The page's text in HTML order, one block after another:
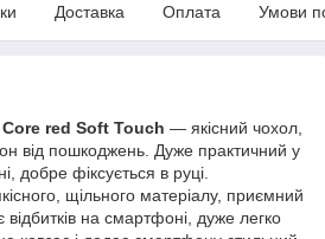
Доставка Оплата Умови
Core red Soft Touch — якісний чохол,
від пошкоджень. Дуже практичний у
добре фіксується в руці.
щільного матеріалу, приємний
на смартфоні, дуже легко